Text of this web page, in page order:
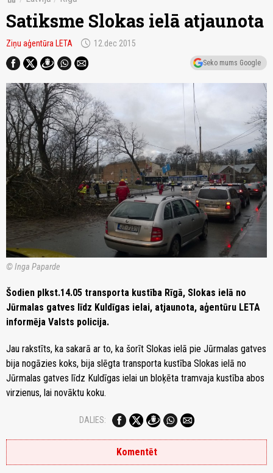
Satiksme Slokas ielā atjaunota
Ziņu aģentūra LETA schedule 12.dec 2015
Seko mums Google
© Inga Paparde
Šodien plkst.14.05 transporta kustība Rīgā, Slokas ielā no
Jūrmalas gatves līdz Kuldīgas ielai, atjaunota, aģentūru LETA
informēja Valsts policija.
Jau rakstīts, ka sakarā ar to, ka šorīt Slokas ielā pie Jūrmalas gatves
bija nogāzies koks, bija slēgta transporta kustība Slokas ielā no
Jūrmalas gatves līdz Kuldīgas ielai un bloķēta tramvaja kustība abos
virzienus, lai novāktu koku.
DALIES:
Komentēt